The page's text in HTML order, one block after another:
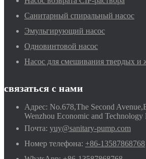
Санитарный спиральный насос
Эмульгирующий насос
Одновинтовой насос
Насос для смешивания твердых и
связаться с нами
Адрес: No.678,The Second
Wenzhou Economic and Technology
Почта: yuy@sanitary-pump.com
Номер телефона: +86-13587868768